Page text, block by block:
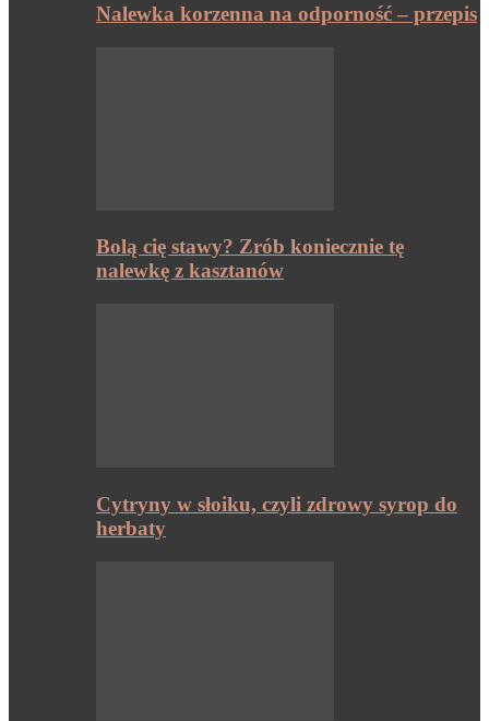
Nalewka korzenna na odporność – przepis
Bolą cię stawy? Zrób koniecznie tę
nalewkę z kasztanów
Cytryny w słoiku, czyli zdrowy syrop do
herbaty